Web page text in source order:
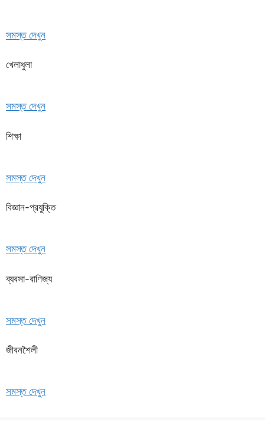
সমস্ত দেখুন
খেলাধুলা
সমস্ত দেখুন
শিক্ষা
সমস্ত দেখুন
বিজ্ঞান-প্রযুক্তি
সমস্ত দেখুন
ব্যবসা-বাণিজ্য
সমস্ত দেখুন
জীবনশৈলী
সমস্ত দেখুন